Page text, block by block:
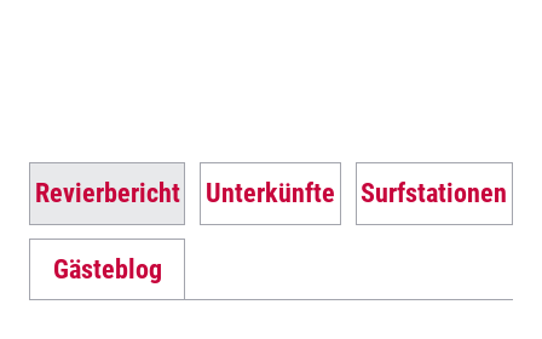
Revierbericht Unterkünfte Surfstationen
Gästeblog